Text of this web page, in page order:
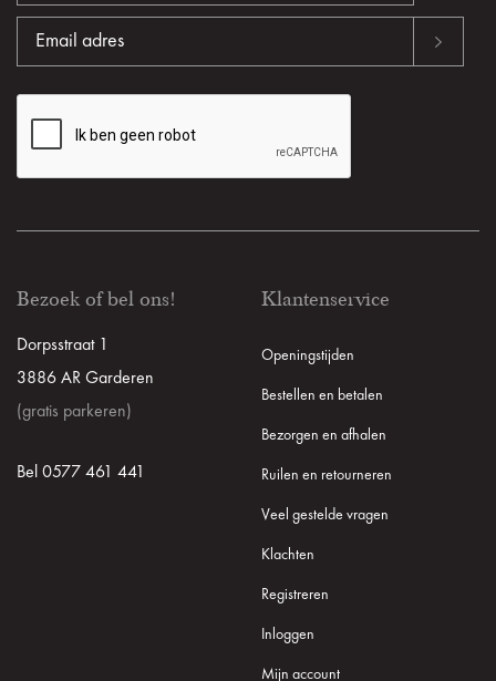
Bezoek of bel ons!
Dorpsstraat 1
3886 AR Garderen
(gratis parkeren)
Bel 0577 461 441
Klantenservice
Openingstijden
Bestellen en betalen
Bezorgen en afhalen
Ruilen en retourneren
Veel gestelde vragen
Klachten
Registreren
Inloggen
Mijn account